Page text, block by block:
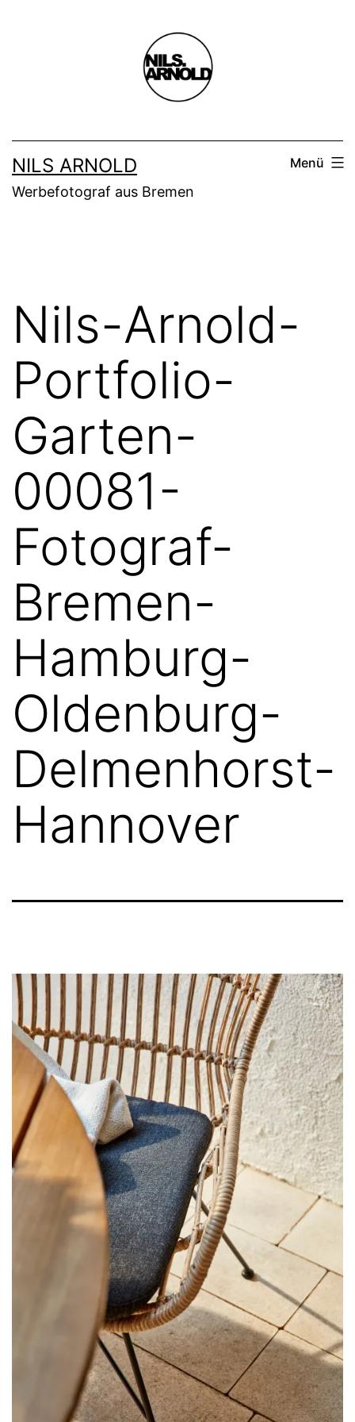
NILS ARNOLD
Werbefotograf aus Bremen
Menü
Nils-Arnold-
Portfolio-
Garten-
00081-
Fotograf-
Bremen-
Hamburg-
Oldenburg-
Delmenhorst-
Hannover